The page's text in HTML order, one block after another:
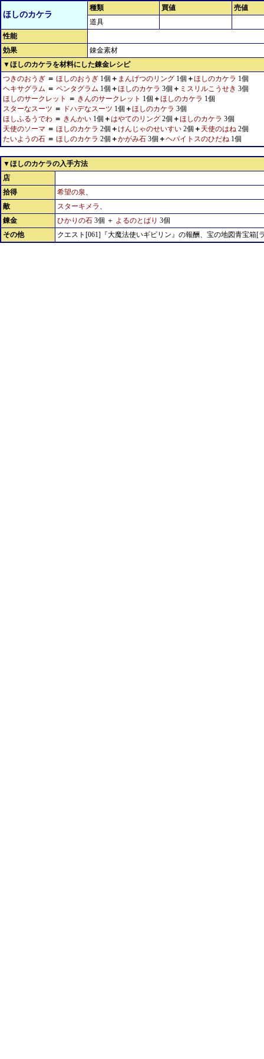
ほしのカケラ
種類 買値
売値
道具
性能
効果
錬金素材
▼ほしのカケラを材料にした錬金レシピ
つきのおうぎ ＝ ほしのおうぎ 1個 ＋ まんげつのリング 1個 ＋ほしのカケラ 1個
ヘキサグラム ＝ ペンタグラム 1個 ＋ほしのカケラ 3個 ＋ ミスリルこうせき 3個
ほしのサークレット ＝ きんのサークレット 1個 ＋ほしのカケラ 1個
スターなスーツ ＝ ドハデなスーツ 1個 ＋ほしのカケラ 3個
ほしふるうでわ ＝ きんかい 1個 ＋はやてのリング 2個 ＋ほしのカケラ 3個
天使のソーマ ＝ ほしのカケラ 2個 ＋ けんじゃのせいすい 2個 ＋ 天使のはね 2個
たいようの石 ＝ ほしのカケラ 2個 ＋かがみ石 3個 ＋ヘパイトスのひだね 1個
▼ほしのカケラの入手方法
店
拾得
希望の泉、
敵
スターキメラ 、
錬金
ひかりの石 3個 ＋ よるのとばり 3個
その他
クエスト[061]『大魔法使いギビリン』の報酬、宝の地図青宝箱[